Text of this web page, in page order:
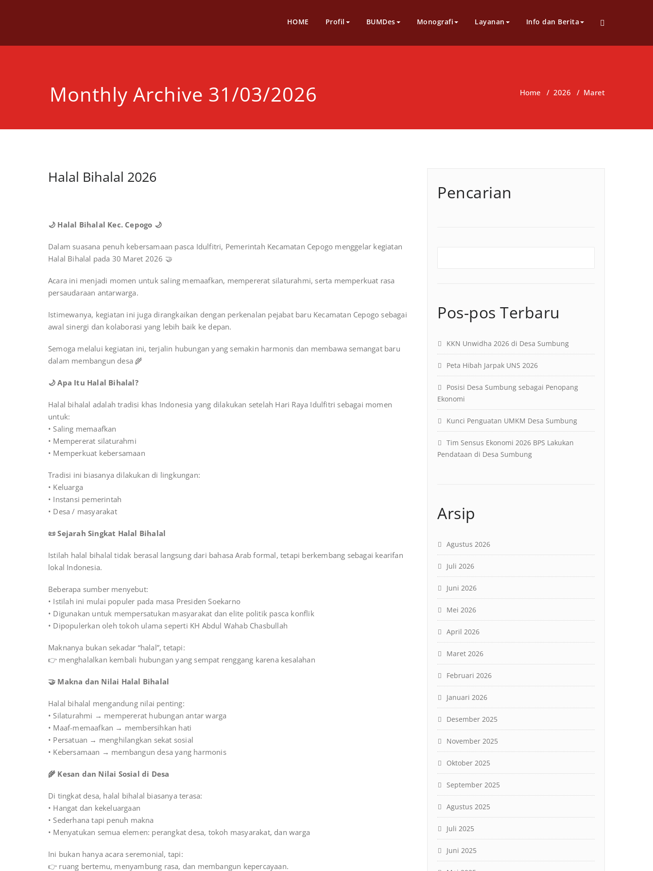
HOME Profil BUMDes Monografi Layanan Info dan Berita
Monthly Archive 31/03/2026 Home / 2026 / Maret
Halal Bihalal 2026
🌙 Halal Bihalal Kec. Cepogo 🌙
Dalam suasana penuh kebersamaan pasca Idulfitri, Pemerintah Kecamatan Cepogo menggelar kegiatan
Halal Bihalal pada 30 Maret 2026 🤝
Acara ini menjadi momen untuk saling memaafkan, mempererat silaturahmi, serta memperkuat rasa
persaudaraan antarwarga.
Istimewanya, kegiatan ini juga dirangkaikan dengan perkenalan pejabat baru Kecamatan Cepogo sebagai
awal sinergi dan kolaborasi yang lebih baik ke depan.
Semoga melalui kegiatan ini, terjalin hubungan yang semakin harmonis dan membawa semangat baru
dalam membangun desa 🌾
🌙 Apa Itu Halal Bihalal?
Halal bihalal adalah tradisi khas Indonesia yang dilakukan setelah Hari Raya Idulfitri sebagai momen
untuk:
• Saling memaafkan
• Mempererat silaturahmi
• Memperkuat kebersamaan
Tradisi ini biasanya dilakukan di lingkungan:
• Keluarga
• Instansi pemerintah
• Desa / masyarakat
📜 Sejarah Singkat Halal Bihalal
Istilah halal bihalal tidak berasal langsung dari bahasa Arab formal, tetapi berkembang sebagai kearifan
lokal Indonesia.
Beberapa sumber menyebut:
• Istilah ini mulai populer pada masa Presiden Soekarno
• Digunakan untuk mempersatukan masyarakat dan elite politik pasca konflik
• Dipopulerkan oleh tokoh ulama seperti KH Abdul Wahab Chasbullah
Maknanya bukan sekadar “halal”, tetapi:
👉 menghalalkan kembali hubungan yang sempat renggang karena kesalahan
🤝 Makna dan Nilai Halal Bihalal
Halal bihalal mengandung nilai penting:
• Silaturahmi → mempererat hubungan antar warga
• Maaf-memaafkan → membersihkan hati
• Persatuan → menghilangkan sekat sosial
• Kebersamaan → membangun desa yang harmonis
🌾 Kesan dan Nilai Sosial di Desa
Di tingkat desa, halal bihalal biasanya terasa:
• Hangat dan kekeluargaan
• Sederhana tapi penuh makna
• Menyatukan semua elemen: perangkat desa, tokoh masyarakat, dan warga
Ini bukan hanya acara seremonial, tapi:
👉 ruang bertemu, menyambung rasa, dan membangun kepercayaan.
Pencarian
Pos-pos Terbaru
KKN Unwidha 2026 di Desa Sumbung
Peta Hibah Jarpak UNS 2026
Posisi Desa Sumbung sebagai Penopang
Ekonomi
Kunci Penguatan UMKM Desa Sumbung
Tim Sensus Ekonomi 2026 BPS Lakukan
Pendataan di Desa Sumbung
Arsip
Agustus 2026
Juli 2026
Juni 2026
Mei 2026
April 2026
Maret 2026
Februari 2026
Januari 2026
Desember 2025
November 2025
Oktober 2025
September 2025
Agustus 2025
Juli 2025
Juni 2025